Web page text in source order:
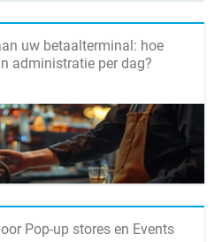
uw betaalterminal: hoe
administratie per dag?
Pop-up stores en Events